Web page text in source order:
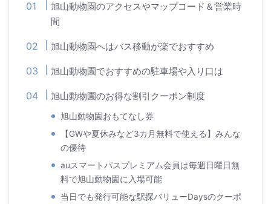
旭山動物園のアクセスやマップコード＆営業時
間
旭山動物園へはバス移動が楽でおすすめ
旭山動物園でおすすめの駐車場や入り口は
旭山動物園のお得な割引クーポン制度
旭山動物園おもてなし券
【GWや夏休みなど3カ月無料で使える】みんな
の優待
auスマートパスプレミアム会員は毎週日曜日無
料で旭山動物園に入場可能
当日でも発行可能な駅探バリューDaysのクーポ